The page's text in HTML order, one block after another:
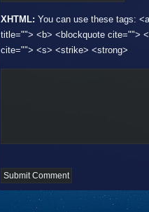
XHTML: You can use these tags:
title=""> <b> <blockquote cite="">
cite=""> <s> <strike> <strong>